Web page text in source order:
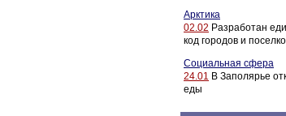
Арктика
02.02 Разработан
код городов и
Социальная сфера
24.01 В Заполярье
еды